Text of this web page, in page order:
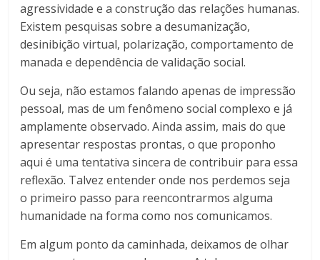
agressividade e a construção das relações humanas.
Existem pesquisas sobre a desumanização,
desinibição virtual, polarização, comportamento de
manada e dependência de validação social.
Ou seja, não estamos falando apenas de impressão
pessoal, mas de um fenômeno social complexo e já
amplamente observado. Ainda assim, mais do que
apresentar respostas prontas, o que proponho
aqui é uma tentativa sincera de contribuir para essa
reflexão. Talvez entender onde nos perdemos seja
o primeiro passo para reencontrarmos alguma
humanidade na forma como nos comunicamos.
Em algum ponto da caminhada, deixamos de olhar